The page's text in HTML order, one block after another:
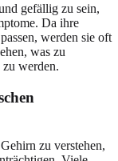
gefällig zu sein,
Da ihre
werden sie oft
was zu
zu werden.
zu verstehen,